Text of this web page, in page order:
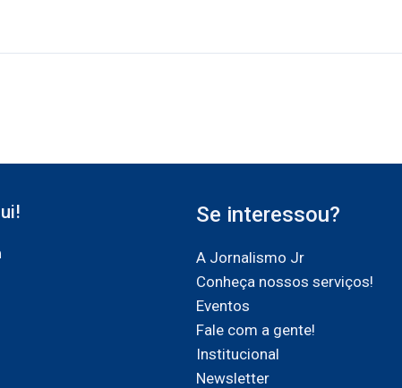
Se interessou?
A Jornalismo Jr
Conheça nossos serviços!
Eventos
Fale com a gente!
Institucional
Newsletter